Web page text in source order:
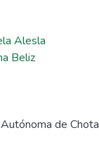
Alesla
Beliz
de Chota